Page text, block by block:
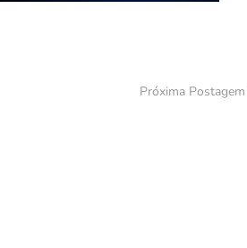
Próxima Postagem